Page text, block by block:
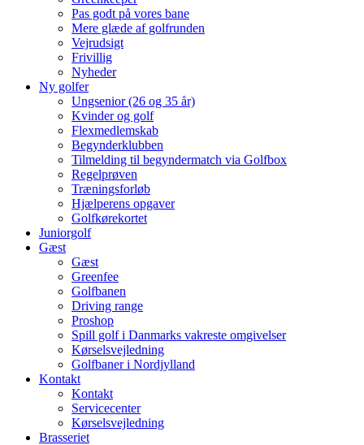
Pas godt på vores bane
Mere glæde af golfrunden
Vejrudsigt
Frivillig
Nyheder
Ny golfer
Ungsenior (26 og 35 år)
Kvinder og golf
Flexmedlemskab
Begynderklubben
Tilmelding til begyndermatch via Golfbox
Regelprøven
Træningsforløb
Hjælperens opgaver
Golfkørekortet
Juniorgolf
Gæst
Gæst
Greenfee
Golfbanen
Driving range
Proshop
Spill golf i Danmarks vakreste omgivelser
Kørselsvejledning
Golfbaner i Nordjylland
Kontakt
Kontakt
Servicecenter
Kørselsvejledning
Brasseriet